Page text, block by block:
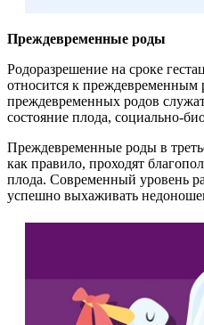
Преждевременные роды
Родоразрешение на сроке
относится к
преждевременных родов
состояние плода, социально-
Преждевременные роды в
как правило, проходят
плода. Современный уровень
успешно выхаживать